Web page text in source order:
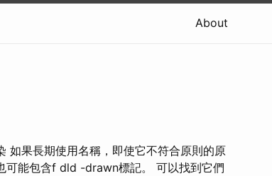
About
果長期使用名稱，即使它不符合原則的原
可能包含f dld -drawn標記。 可以找到它們